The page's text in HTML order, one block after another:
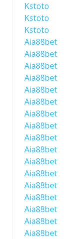
Kstoto
Kstoto
Kstoto
Aia88bet
Aia88bet
Aia88bet
Aia88bet
Aia88bet
Aia88bet
Aia88bet
Aia88bet
Aia88bet
Aia88bet
Aia88bet
Aia88bet
Aia88bet
Aia88bet
Aia88bet
Aia88bet
Aia88bet